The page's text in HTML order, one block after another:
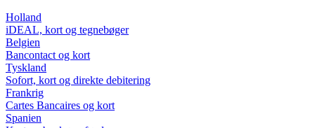
Holland
iDEAL, kort og tegnebøger
Belgien
Bancontact og kort
Tyskland
Sofort, kort og direkte debitering
Frankrig
Cartes Bancaires og kort
Spanien